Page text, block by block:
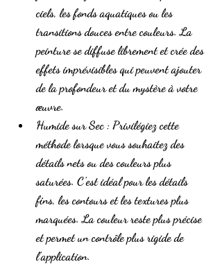
ciels, les fonds aquatiques ou les
transitions douces entre couleurs. La
peinture se diffuse librement et crée des
effets imprévisibles qui peuvent ajouter
de la profondeur et du mystère à votre
œuvre.
Humide sur Sec : Privilégiez cette
méthode lorsque vous souhaitez des
détails nets ou des couleurs plus
saturées. C’est idéal pour les détails
fins, les contours et les textures plus
marquées. La couleur reste plus précise
et permet un contrôle plus rigide de
l’application.